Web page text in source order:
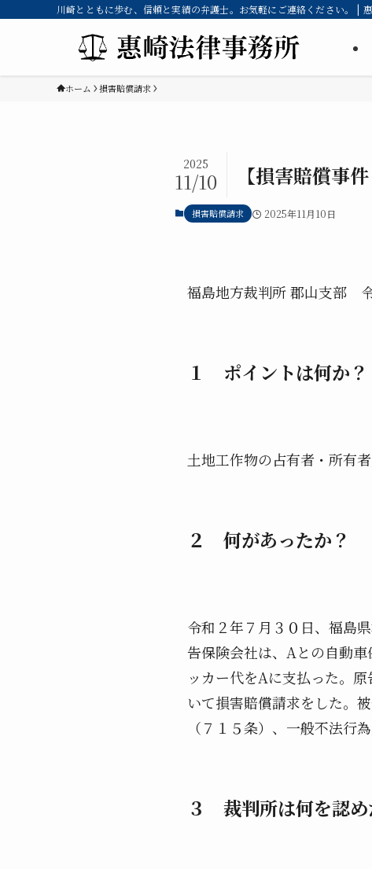
川崎とともに歩む、信頼と実績の弁護士。お気軽にご連絡ください。 |
ホーム 損害賠償請求
【損害賠償事
2025
11/10
損害賠償請求 2025年11月10日
福島地方裁判所 郡山支部
１ ポイントは何か？
土地工作物の占有者・所有者
２ 何があったか？
令和２年７月３０日、福島
告保険会社は、Aとの自動
ッカー代をAに支払った。
いて損害賠償請求をした。
（７１５条）、一般不法行
３ 裁判所は何を認め